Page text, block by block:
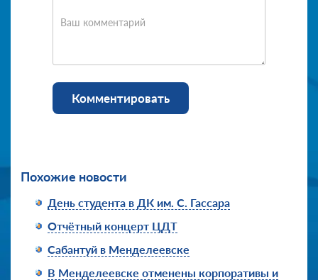
Ваш комментарий
Комментировать
Похожие новости
День студента в ДК им. С. Гассара
Отчётный концерт ЦДТ
Сабантуй в Менделеевске
В Менделеевске отменены корпоративы и